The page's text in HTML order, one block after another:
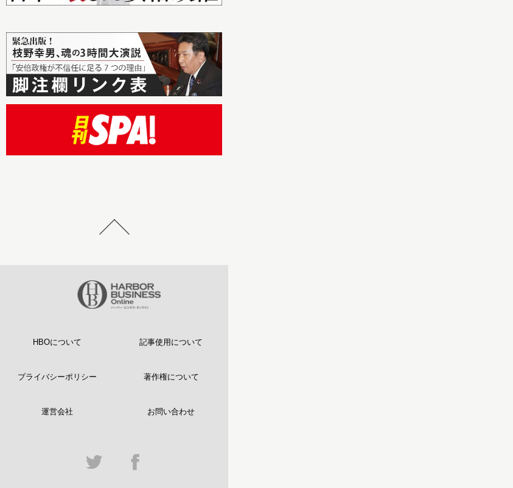
HBOについて 記事使用について
プライバシーポリシー 著作権について
運営会社 お問い合わせ